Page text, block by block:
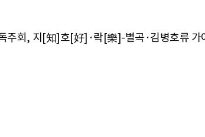
주회, 지[知]호[好]·락[樂]-별곡·김병호류